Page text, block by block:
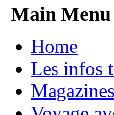
Main Menu
Home
Les infos